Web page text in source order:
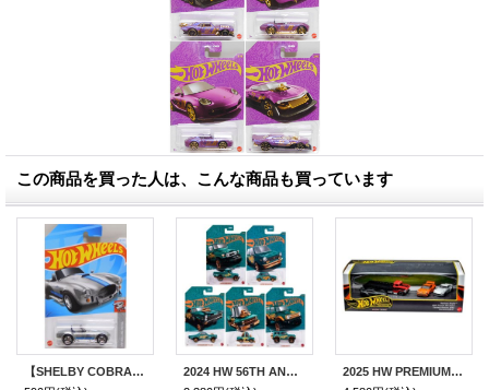
この商品を買った人は、こんな商品も買っています
【SHELBY COBRA 427 S/C】ZAMAC/RSW
2024 HW 56TH ANNIVERSARY PEARL & CHROME SERIES1【5種セット】TOYOTA LAND CRUISER/CUSTOM '70 HONDA N600/'65 MERCURY COMET CYCLONE/TOON'D '83 CHEVY SILVERADO/'21 FORD BRONCO
2025 HW PREMIUM COLLECTOR SET 【ワイドボディセット】2020 Toyota GR Supra/Horizon Hauler/Custom Datsun 240Z/Porsche 934.5